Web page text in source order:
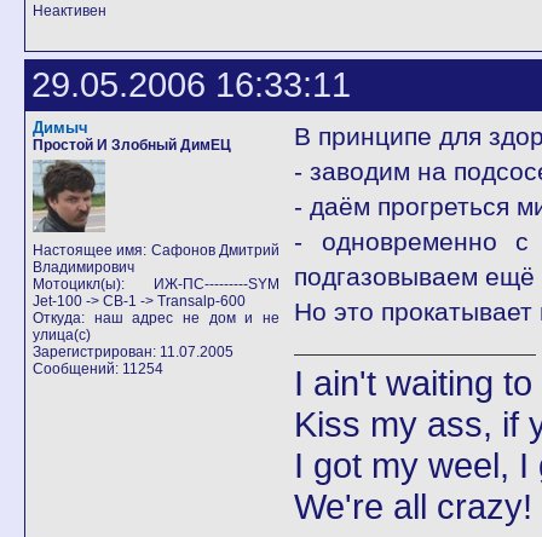
Неактивен
29.05.2006 16:33:11
Димыч
Простой И Злобный ДимЕЦ
Настоящее имя: Сафонов Дмитрий
Владимирович
Мотоцикл(ы): ИЖ-ПС---------SYM
Jet-100 -> CB-1 -> Transalp-600
Откуда: наш адрес не дом и не
улица(с)
Зарегистрирован: 11.07.2005
Сообщений: 11254
В принципе для
- заводим на
- даём прогреться
- одновременно с
подгазовываем ещё
Но это
I ain't waiting
Kiss my ass, if
I got my weel,
We're all